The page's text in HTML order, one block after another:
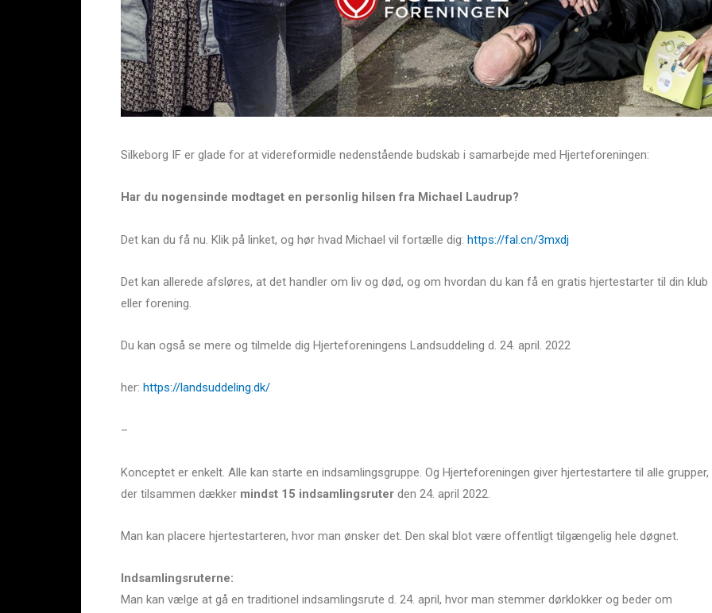
Silkeborg IF er glade for at videreformidle nedenstående budskab i samarbejde med Hjerteforeningen:
Har du nogensinde modtaget en personlig hilsen fra Michael Laudrup?
Det kan du få nu. Klik på linket, og hør hvad Michael vil fortælle dig: https://fal.cn/3mxdj
Det kan allerede afsløres, at det handler om liv og død, og om hvordan du kan få en gratis hjertestarter til din klub
eller forening.
Du kan også se mere og tilmelde dig Hjerteforeningens Landsuddeling d. 24. april. 2022
her: https://landsuddeling.dk/
–
Konceptet er enkelt. Alle kan starte en indsamlingsgruppe. Og Hjerteforeningen giver hjertestartere til alle grupper,
der tilsammen dækker mindst 15 indsamlingsruter den 24. april 2022.
Man kan placere hjertestarteren, hvor man ønsker det. Den skal blot være offentligt tilgængelig hele døgnet.
Indsamlingsruterne:
Man kan vælge at gå en traditionel indsamlingsrute d. 24. april, hvor man stemmer dørklokker og beder om